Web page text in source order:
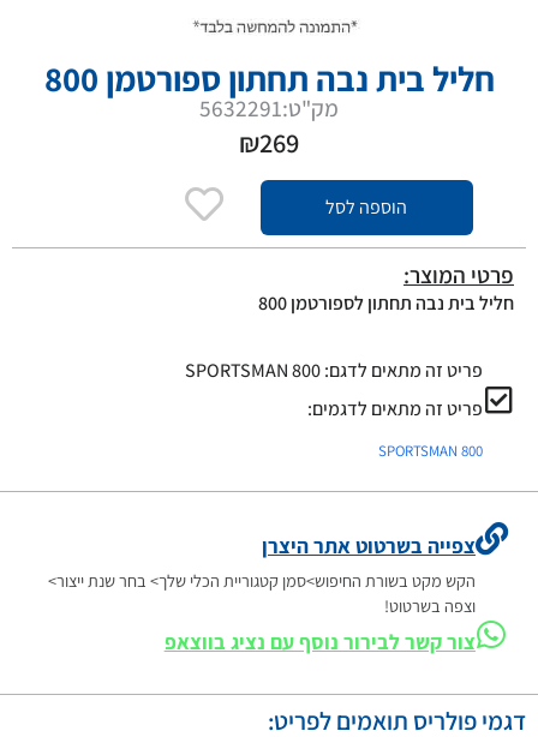
חליל בית נבה תחתון ספורטמן 800
מק"ט:5632291
₪269
הוספה לסל
פרטי המוצר:
חליל בית נבה תחתון לספורטמן 800
פריט זה מתאים לדגם:SPORTSMAN 800
פריט זה מתאים לדגמים:
SPORTSMAN 800
צפייה בשרטוט אתר היצרן
הקש מקט בשורת החיפוש>סמן קטגוריית הכלי שלך> בחר שנת ייצור>
וצפה בשרטוט!
צור קשר לבירור נוסף עם נציג בווצאפ
דגמי פולריס תואמים לפריט: